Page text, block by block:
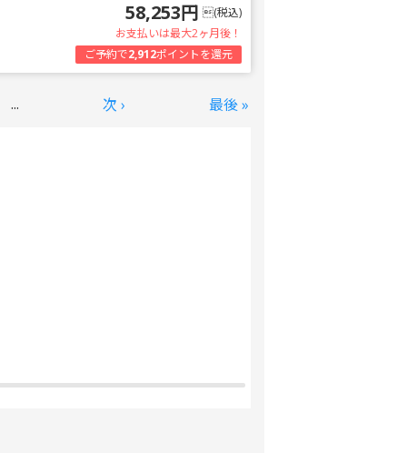
58,253円 (税込)
お支払いは最大2ヶ月後！
ご予約で2,912ポイントを還元
... 次 › 最後 »